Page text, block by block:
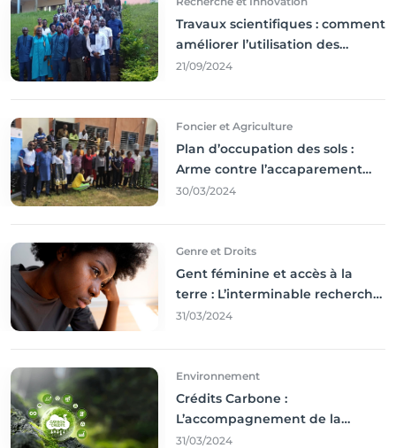
Travaux scientifiques : comment
améliorer l’utilisation des
résultats coince
21/09/2024
Foncier et Agriculture
Plan d’occupation des sols :
Arme contre l’accaparement
des terres
30/03/2024
Genre et Droits
Gent féminine et accès à la
terre : L’interminable recherche
des droits
31/03/2024
Environnement
Crédits Carbone :
L’accompagnement de la
Francophonie
31/03/2024